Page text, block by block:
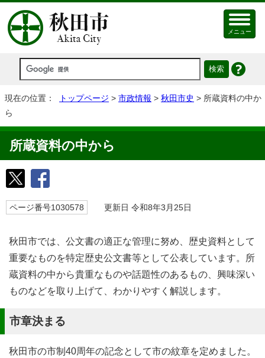
メニュー
現在の位置： トップページ > 市政情報 > 秋田市史 > 所蔵資料の中か
ら
所蔵資料の中から
ページ番号1030578 更新日 令和8年3月25日
秋田市では、公文書の適正な管理に努め、歴史資料として
重要なものを特定歴史公文書等として公表しています。所
蔵資料の中から貴重なものや話題性のあるもの、興味深い
ものなどを取り上げて、わかりやすく解説します。
市章決まる
秋田市の市制40周年の記念として市の紋章を定めました。